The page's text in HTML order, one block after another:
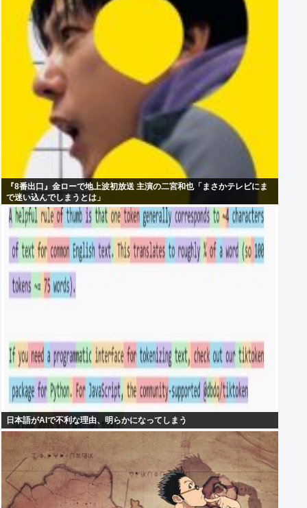
『8番出口』金ローで地上波初放送 主演の二宮和也「まさかテレビにま
で迷い込んでしまうとは」
日本語がAIで不利な理由、明らかになってしまう